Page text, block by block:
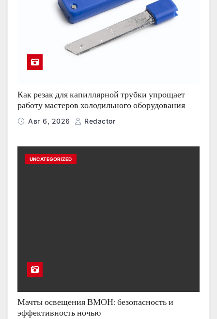
Как резак для капиллярной трубки упрощает
работу мастеров холодильного оборудования
Авг 6, 2026 Redactor
UNCATEGORIZED
Мачты освещения ВМОН: безопасность и
эффективность ночью